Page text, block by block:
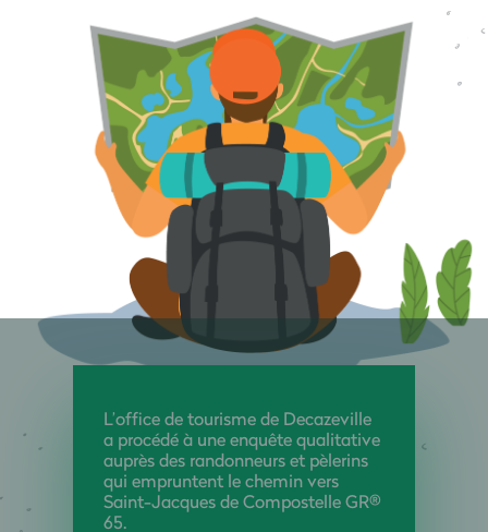
L’office de tourisme de Decazeville
a procédé à une enquête qualitative
auprès des randonneurs et pèlerins
qui empruntent le chemin vers
Saint-Jacques de Compostelle GR®
65.